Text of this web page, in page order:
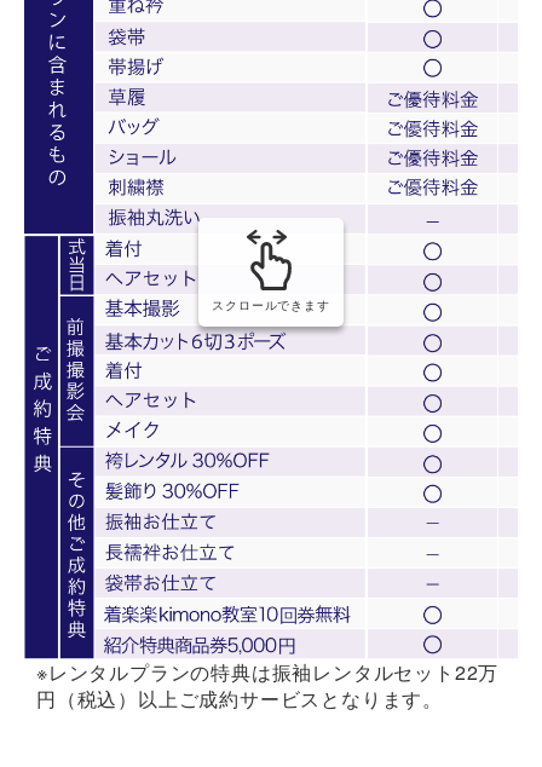
スクロールできます
※レンタルプランの特典は振袖レンタルセット22万
円（税込）以上ご成約サービスとなります。